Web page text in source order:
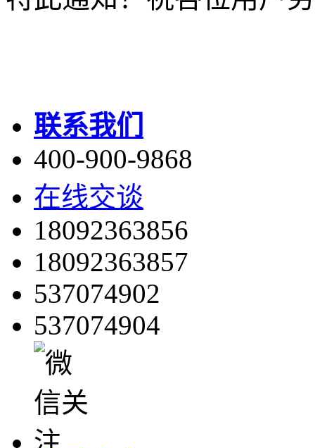
联系我们
400-900-9868
在线交谈
18092363856
18092363857
537074902
537074904